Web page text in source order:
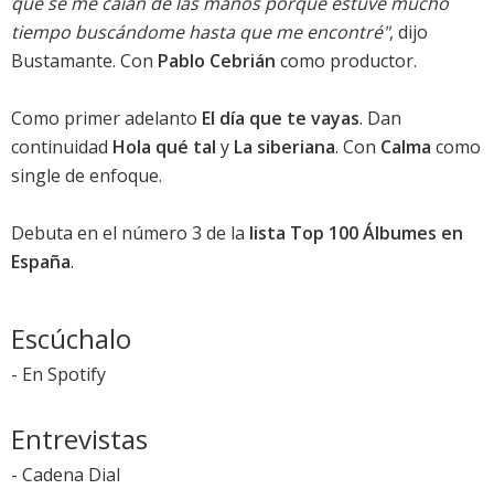
tiempo buscándome hasta que me encontré", dijo
Bustamante. Con Pablo Cebrián como productor.
Como primer adelanto El día que te vayas. Dan
continuidad Hola qué tal y La siberiana. Con Calma como
single de enfoque.
Debuta en el número 3 de la lista Top 100 Álbumes en
España.
Escúchalo
- En Spotify
Entrevistas
- Cadena Dial